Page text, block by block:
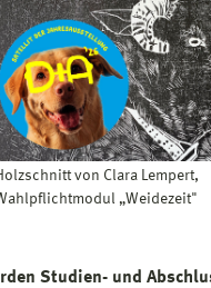
von Clara Lempert,
„Weidezeit"
Studien- und